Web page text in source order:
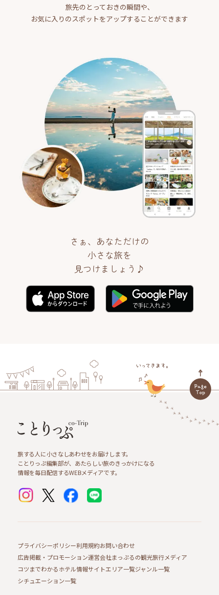
旅先のとっておきの瞬間や、
お気に入りのスポットをアップすることができます
さぁ、あなただけの
小さな旅を
見つけましょう♪
旅する人に小さなしあわせをお届けします。
ことりっぷ編集部が、あたらしい旅のきっかけになる
情報を毎日配信するWEBメディアです。
プライバシーポリシー利用規約お問い合わせ
広告掲載・プロモーション運営会社まっぷるの観光旅行メディア
コツまでわかるホテル情報サイトエリア一覧ジャンル一覧
シチュエーション一覧